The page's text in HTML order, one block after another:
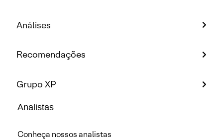
Análises
Recomendações
Grupo XP
Analistas
Conheça nossos analistas